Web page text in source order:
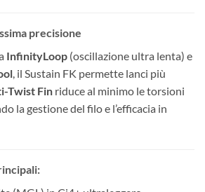
precisione
InfinityLoop (oscillazione ultra lenta) e
, il Sustain FK permette lanci più
Twist Fin riduce al minimo le torsioni
la gestione del filo e l’efficacia in